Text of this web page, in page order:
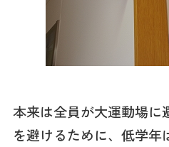
本来は全員が大運動場に
を避けるために、低学年